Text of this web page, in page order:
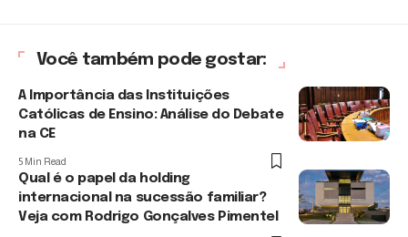
Você também pode gostar:
A Importância das Instituições
Católicas de Ensino: Análise do Debate
na CE
5 Min Read
Qual é o papel da holding
internacional na sucessão familiar?
Veja com Rodrigo Gonçalves Pimentel